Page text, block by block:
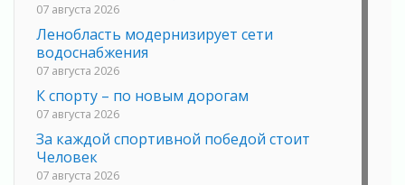
07 августа 2026
Ленобласть модернизирует сети
водоснабжения
07 августа 2026
К спорту – по новым дорогам
07 августа 2026
За каждой спортивной победой стоит
Человек
07 августа 2026